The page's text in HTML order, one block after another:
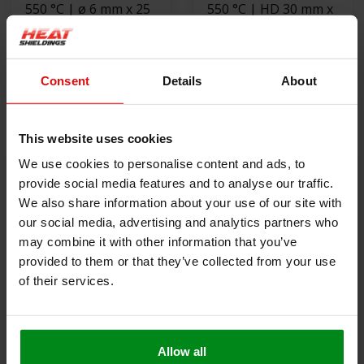
Consent Details About
This website uses cookies
We use cookies to personalise content and ads, to
provide social media features and to analyse our traffic.
We also share information about your use of our site with
our social media, advertising and analytics partners who
may combine it with other information that you’ve
provided to them or that they’ve collected from your use
of their services.
Allow all
550 °C | ø 6 mm x 25
m zwart kachelkoord
rond
€31,00
550 °C | HD 30 mm x
Kachelkoord plat
hittebestendig